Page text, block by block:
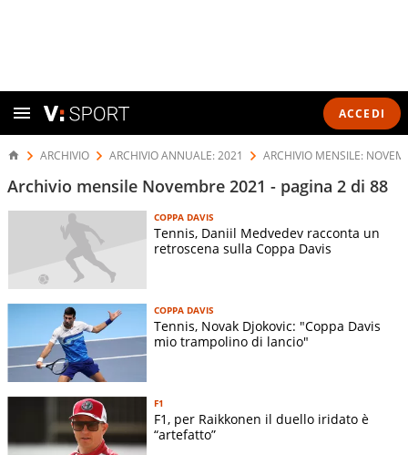
ACCEDI
ARCHIVIO ARCHIVIO ANNUALE: 2021 ARCHIVIO MENSILE:
Archivio mensile Novembre 2021 - pagina 2 di 88
COPPA DAVIS
Tennis, Daniil Medvedev racconta un
retroscena sulla Coppa Davis
COPPA DAVIS
Tennis, Novak Djokovic: "Coppa Davis
mio trampolino di lancio"
F1
F1, per Raikkonen il duello iridato è
“artefatto”